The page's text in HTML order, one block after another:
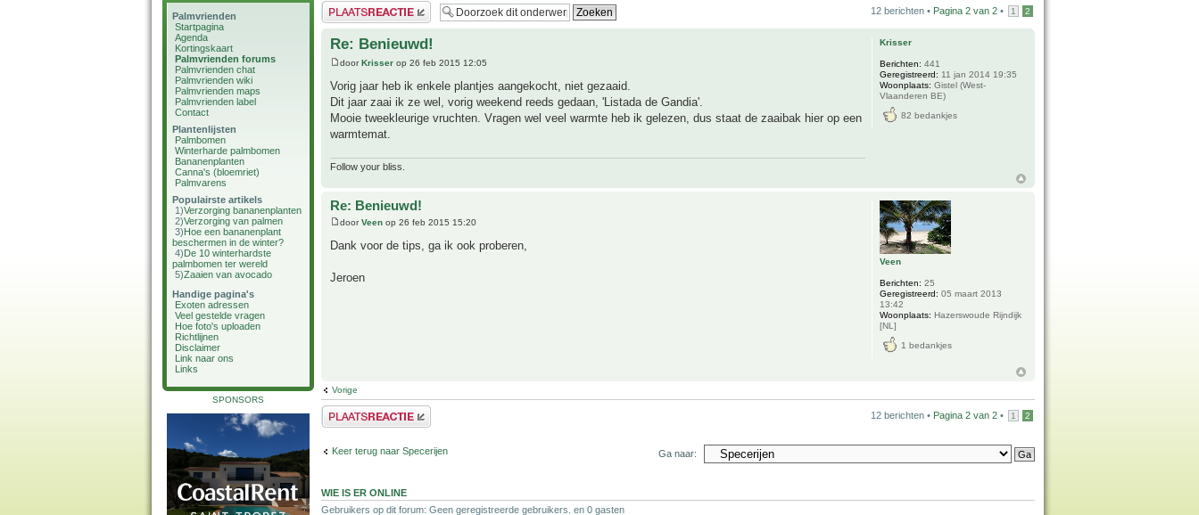
Palmvrienden
Startpagina
Agenda
Kortingskaart
Palmvrienden forums
Palmvrienden chat
Palmvrienden wiki
Palmvrienden maps
Palmvrienden label
Contact
Plantenlijsten
Palmbomen
Winterharde palmbomen
Bananenplanten
Canna's (bloemriet)
Palmvarens
Populairste artikels
1)Verzorging bananenplanten
2)Verzorging van palmen
3)Hoe een bananenplant
beschermen in de winter?
4)De 10 winterhardste
palmbomen ter wereld
5)Zaaien van avocado
Handige pagina's
Exoten adressen
Veel gestelde vragen
Hoe foto's uploaden
Richtlijnen
Disclaimer
Link naar ons
Links
SPONSORS
Plaats een reactie 12 berichten • Pagina 2 van 2 • 1 2
Re: Benieuwd!
doorKrisser op 26 feb 2015 12:05
Vorig jaar heb ik enkele plantjes aangekocht, niet gezaaid.
Dit jaar zaai ik ze wel, vorig weekend reeds gedaan, 'Listada de Gandia'.
Mooie tweekleurige vruchten. Vragen wel veel warmte heb ik gelezen, dus staat de zaaibak hier op een
warmtemat.
Follow your bliss.
Krisser
Berichten: 441
Geregistreerd: 11 jan 2014 19:35
Woonplaats: Gistel (West-
Vlaanderen BE)
82 bedankjes
Re: Benieuwd!
doorVeen op 26 feb 2015 15:20
Dank voor de tips, ga ik ook proberen,
Jeroen
Veen
Berichten: 25
Geregistreerd: 05 maart 2013
13:42
Woonplaats: Hazerswoude Rijndijk
[NL]
1 bedankjes
Vorige
Plaats een reactie 12 berichten • Pagina 2 van 2 • 1 2
Keer terug naar Specerijen Ga naar:
WIE IS ER ONLINE
Gebruikers op dit forum: Geen geregistreerde gebruikers. en 0 gasten